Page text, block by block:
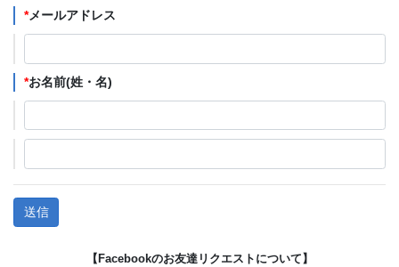
*メールアドレス
*お名前(姓・名)
【Facebookのお友達リクエストについて】